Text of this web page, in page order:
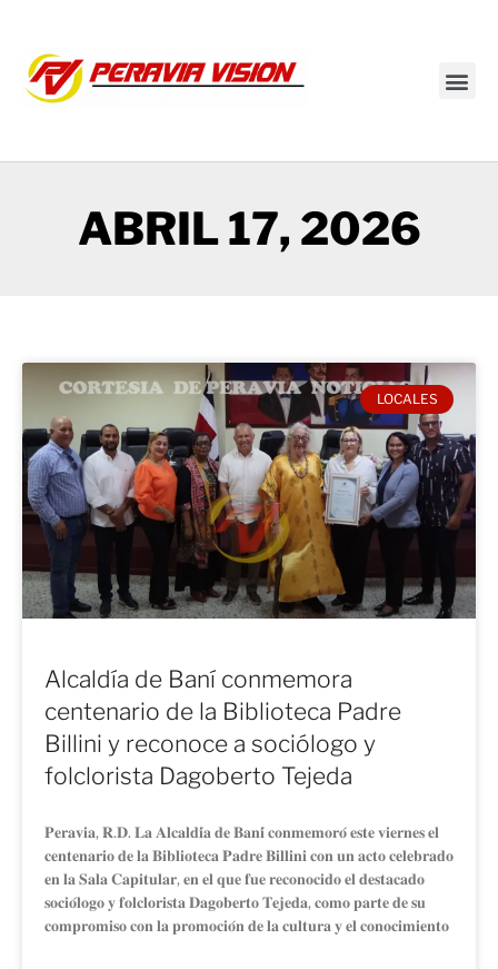
ABRIL 17, 2026
LOCALES
Alcaldía de Baní conmemora
centenario de la Biblioteca Padre
Billini y reconoce a sociólogo y
folclorista Dagoberto Tejeda
𝐏𝐞𝐫𝐚𝐯𝐢𝐚, 𝐑.𝐃. 𝐋𝐚 𝐀𝐥𝐜𝐚𝐥𝐝𝐢́𝐚 𝐝𝐞 𝐁𝐚𝐧𝐢́ 𝐜𝐨𝐧𝐦𝐞𝐦𝐨𝐫𝐨́ 𝐞𝐬𝐭𝐞 𝐯𝐢𝐞𝐫𝐧𝐞𝐬 𝐞𝐥
𝐜𝐞𝐧𝐭𝐞𝐧𝐚𝐫𝐢𝐨 𝐝𝐞 𝐥𝐚 𝐁𝐢𝐛𝐥𝐢𝐨𝐭𝐞𝐜𝐚 𝐏𝐚𝐝𝐫𝐞 𝐁𝐢𝐥𝐥𝐢𝐧𝐢 𝐜𝐨𝐧 𝐮𝐧 𝐚𝐜𝐭𝐨 𝐜𝐞𝐥𝐞𝐛𝐫𝐚𝐝𝐨
𝐞𝐧 𝐥𝐚 𝐒𝐚𝐥𝐚 𝐂𝐚𝐩𝐢𝐭𝐮𝐥𝐚𝐫, 𝐞𝐧 𝐞𝐥 𝐪𝐮𝐞 𝐟𝐮𝐞 𝐫𝐞𝐜𝐨𝐧𝐨𝐜𝐢𝐝𝐨 𝐞𝐥 𝐝𝐞𝐬𝐭𝐚𝐜𝐚𝐝𝐨
𝐬𝐨𝐜𝐢𝐨́𝐥𝐨𝐠𝐨 𝐲 𝐟𝐨𝐥𝐜𝐥𝐨𝐫𝐢𝐬𝐭𝐚 𝐃𝐚𝐠𝐨𝐛𝐞𝐫𝐭𝐨 𝐓𝐞𝐣𝐞𝐝𝐚, 𝐜𝐨𝐦𝐨 𝐩𝐚𝐫𝐭𝐞 𝐝𝐞 𝐬𝐮
𝐜𝐨𝐦𝐩𝐫𝐨𝐦𝐢𝐬𝐨 𝐜𝐨𝐧 𝐥𝐚 𝐩𝐫𝐨𝐦𝐨𝐜𝐢𝐨́𝐧 𝐝𝐞 𝐥𝐚 𝐜𝐮𝐥𝐭𝐮𝐫𝐚 𝐲 𝐞𝐥 𝐜𝐨𝐧𝐨𝐜𝐢𝐦𝐢𝐞𝐧𝐭𝐨